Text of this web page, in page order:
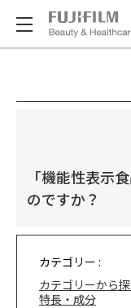
「機能性表示
のですか？
カテゴリー :
カテゴリーから
特長・成分